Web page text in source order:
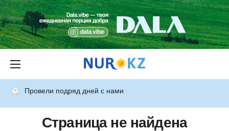
Провели подряд дней с нами
Страница не найдена